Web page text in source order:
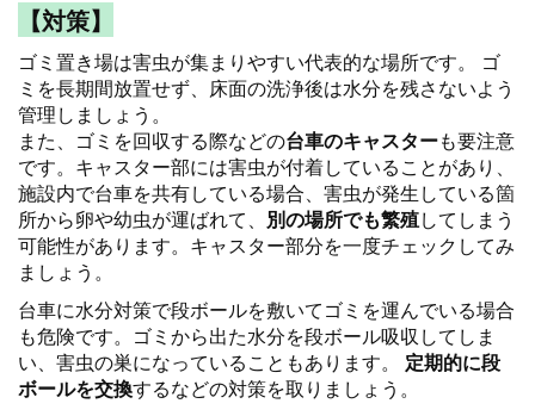
【対策】
ゴミ置き場は害虫が集まりやすい代表的な場所です。 ゴ
ミを長期間放置せず、床面の洗浄後は水分を残さないよう
管理しましょう。
また、ゴミを回収する際などの台車のキャスターも要注意
です。キャスター部には害虫が付着していることがあり、
施設内で台車を共有している場合、害虫が発生している箇
所から卵や幼虫が運ばれて、 別の場所でも繁殖してしまう
可能性があります。キャスター部分を一度チェックしてみ
ましょう。
台車に水分対策で段ボールを敷いてゴミを運んでいる場合
も危険です。ゴミから出た水分を段ボール吸収してしま
い、害虫の巣になっていることもあります。 定期的に段
ボールを交換するなどの対策を取りましょう。